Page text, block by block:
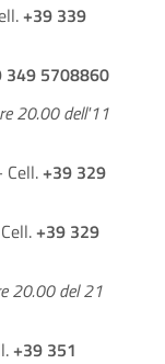
+39 339
349 5708860
20.00 dell'11
Cell.+39 329
+39 329
20.00 del 21
+39 351